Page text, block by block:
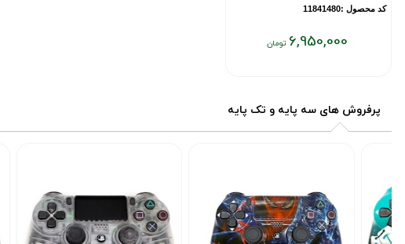
کد محصول :11841480
6,950,000
تومان
پرفروش های سه پایه و تک پایه